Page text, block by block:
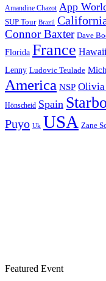
Amandine Chazot App
SUP Tour Brazil
Connor Baxter Dave
Florida France Hawaii
Lenny Ludovic Teulade
America NSP Olivia
Hönscheid Spain
Puyo Uk USA Zane
Featured Event